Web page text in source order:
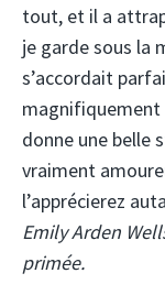
tout, et il a
je garde sous la
s’accordait
magnifiquement
donne une belle
vraiment
l’apprécierez
Emily Arden
primée.